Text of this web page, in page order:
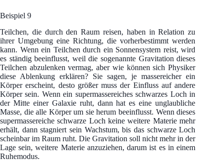
Beispiel 9
Teilchen, die durch den Raum reisen, haben in Relation zu
ihrer Umgebung eine Richtung, die vorherbestimmt werden
kann. Wenn ein Teilchen durch ein Sonnensystem reist, wird
es ständig beeinflusst, weil die sogenannte Gravitation dieses
Teilchen abzulenken vermag, aber wie können sich Physiker
diese Ablenkung erklären? Sie sagen, je massereicher ein
Körper erscheint, desto größer muss der Einfluss auf andere
Körper sein. Wenn ein supermassereiches schwarzes Loch in
der Mitte einer Galaxie ruht, dann hat es eine unglaubliche
Masse, die alle Körper um sie herum beeinflusst. Wenn dieses
supermassereiche schwarze Loch keine weitere Materie mehr
erhält, dann stagniert sein Wachstum, bis das schwarze Loch
scheinbar im Raum ruht. Die Gravitation soll nicht mehr in der
Lage sein, weitere Materie anzuziehen, darum ist es in einem
Ruhemodus.